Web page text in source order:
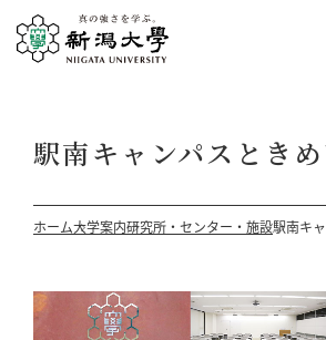
駅南キャンパスときめ
ホーム大学案内研究所・センター・施設駅南キ